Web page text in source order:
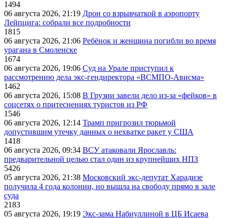
1494
06 августа 2026, 21:19 Дрон со взрывчаткой в аэропорту
Лейпцига: собрали все подробности
1815
06 августа 2026, 21:06 Ребёнок и женщина погибли во время
урагана в Смоленске
1674
06 августа 2026, 19:06 Суд на Урале приступил к
рассмотрению дела экс-гендиректора «ВСМПО-Ависма»
1462
06 августа 2026, 15:08 В Грузии завели дело из-за «фейков» в
соцсетях о притеснениях туристов из РФ
1546
06 августа 2026, 12:14 Трамп пригрозил тюрьмой
допустившим утечку данных о нехватке ракет у США
1418
06 августа 2026, 09:34 ВСУ атаковали Ярославль:
предварительной целью стал один из крупнейших НПЗ
5426
05 августа 2026, 21:38 Московский экс-депутат Харадизе
получила 4 года колонии, но вышла на свободу прямо в зале
суда
2183
05 августа 2026, 19:19 Экс-зама Набиуллиной в ЦБ Исаева